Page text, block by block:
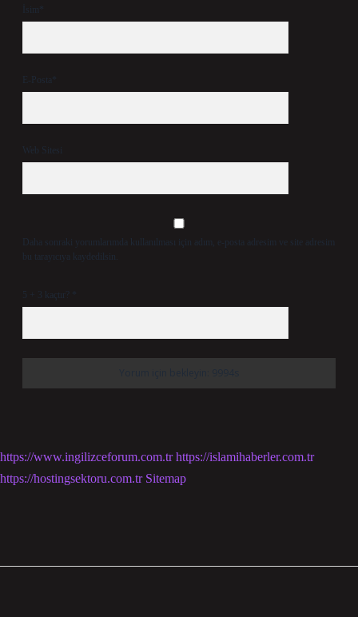
İsim*
E-Posta*
Web Sitesi
Daha sonraki yorumlarımda kullanılması için adım, e-posta adresim ve site adresim
bu tarayıcıya kaydedilsin.
5 + 3 kaçtır? *
https://www.ingilizceforum.com.tr https://islamihaberler.com.tr
https://hostingsektoru.com.tr Sitemap